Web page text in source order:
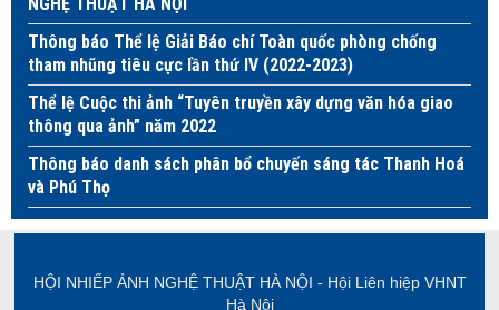
Thông báo Thể lệ Giải Báo chí Toàn quốc phòng chống
tham nhũng tiêu cực lần thứ IV (2022-2023)
Thể lệ Cuộc thi ảnh “Tuyên truyền xây dựng văn hóa giao
thông qua ảnh” năm 2022
Thông báo danh sách phân bổ chuyến sáng tác Thanh Hoá
và Phú Thọ
HỘI NHIẾP ẢNH NGHỆ THUẬT HÀ NỘI - Hội Liên hiệp VHNT
Hà Nội